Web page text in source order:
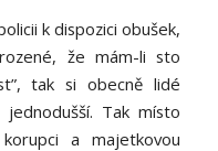
k dispozici obušek,
že mám-li sto
tak si obecně lidé
Tak místo
a majetkovou